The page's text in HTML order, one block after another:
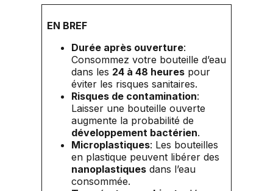
EN BREF
Durée après ouverture:
Consommez votre bouteille d’eau
dans les 24 à 48 heures pour
éviter les risques sanitaires.
Risques de contamination:
Laisser une bouteille ouverte
augmente la probabilité de
développement bactérien.
Microplastiques: Les bouteilles
en plastique peuvent libérer des
nanoplastiques dans l’eau
consommée.